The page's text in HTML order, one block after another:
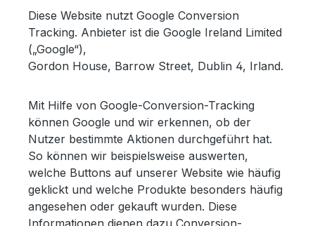
Diese Website nutzt Google Conversion
Tracking. Anbieter ist die Google Ireland Limited
(„Google“),
Gordon House, Barrow Street, Dublin 4, Irland.
Mit Hilfe von Google-Conversion-Tracking
können Google und wir erkennen, ob der
Nutzer bestimmte Aktionen durchgeführt hat.
So können wir beispielsweise auswerten,
welche Buttons auf unserer Website wie häufig
geklickt und welche Produkte besonders häufig
angesehen oder gekauft wurden. Diese
Informationen dienen dazu Conversion-